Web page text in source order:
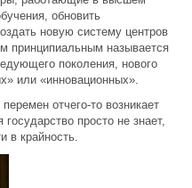
обновить
новую систему центров
принципиальным называется
поколения, нового
или «инновационных».
отчего-то возникает
просто не знает,
в крайность.